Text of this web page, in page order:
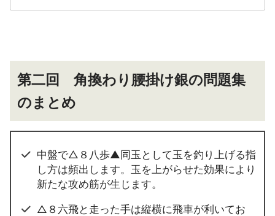
第二回 角換わり腰掛け銀の問題集
のまとめ
中盤で△８八歩▲同玉として玉を釣り上げる指
し方は頻出します。玉を上がらせた効果により
新たな攻め筋が生じます。
△８六飛と走った手は縦横に飛車が利いてお